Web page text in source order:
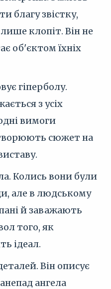
благу звістку,
клопіт. Він не
об'єктом їхніх
гіперболу.
з усіх
вимоги
сюжет на
Колись вони були
але в людському
й заважають
того, як
ідеал.
Він описує
ангела